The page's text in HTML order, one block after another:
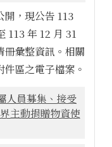
，現公告 113
113 年 12 月 31
冊彙整資訊。相關
區之電子檔案。
人員募集、接受
主動捐贈物資使